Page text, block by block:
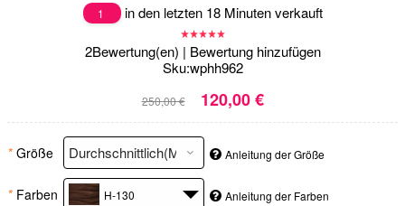
1 in den letzten 18 Minuten verkauft
2Bewertung(en) | Bewertung hinzufügen
Sku:wphh962
250,00 € 120,00 €
* Größe Anleitung der Größe
* Farben H-130 Anleitung der Farben